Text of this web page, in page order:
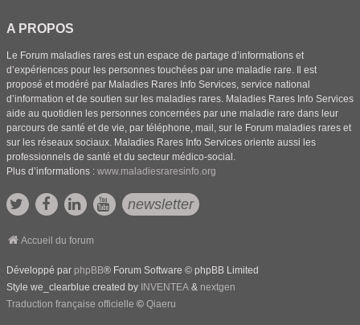
A PROPOS
Le Forum maladies rares est un espace de partage d’informations et
d’expériences pour les personnes touchées par une maladie rare. Il est
proposé et modéré par Maladies Rares Info Services, service national
d’information et de soutien sur les maladies rares. Maladies Rares Info Services
aide au quotidien les personnes concernées par une maladie rare dans leur
parcours de santé et de vie, par téléphone, mail, sur le Forum maladies rares et
sur les réseaux sociaux. Maladies Rares Info Services oriente aussi les
professionnels de santé et du secteur médico-social.
Plus d’informations : www.maladiesraresinfo.org
newsletter
Accueil du forum
Développé par phpBB® Forum Software © phpBB Limited
Style we_clearblue created by INVENTEA & nextgen
Traduction française officielle © Qiaeru